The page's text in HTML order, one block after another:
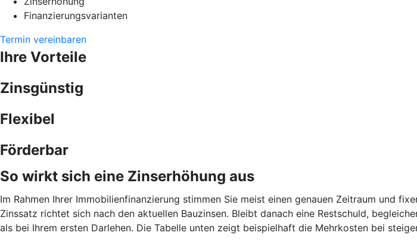
Finanzierungsvarianten
Termin vereinbaren
Ihre Vorteile
Zinsgünstig
Flexibel
Förderbar
So wirkt sich eine Zinserhöhung aus
Im Rahmen Ihrer Immobilienfinanzierung stimmen Sie meist einen genauen Zeitraum und
Zinssatz richtet sich nach den aktuellen Bauzinsen. Bleibt danach eine Restschuld,
als bei Ihrem ersten Darlehen. Die Tabelle unten zeigt beispielhaft die Mehrkosten bei